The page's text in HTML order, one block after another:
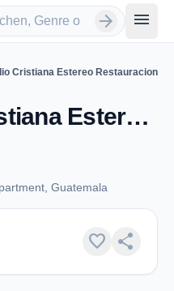
arrow_forward menu
Cristiana Estereo Restauracion
Radio Cristiana Estereo Restauracion - Guatemala City
Guatemala
favorite share